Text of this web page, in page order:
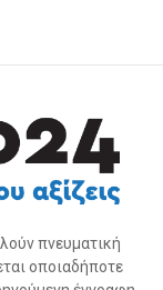
πνευματική
οποιαδήποτε